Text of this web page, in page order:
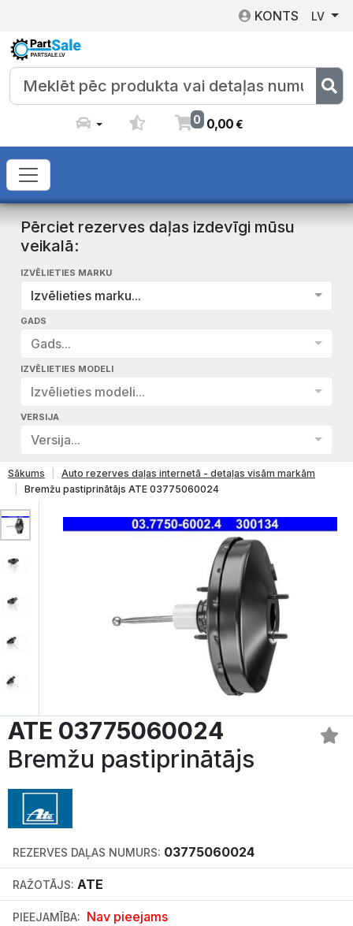
KONTS LV
0 0,00€
Pērciet rezerves daļas izdevīgi mūsu
veikalā:
IZVĒLIETIES MARKU
Izvēlieties marku...
GADS
Gads...
IZVĒLIETIES MODELI
Izvēlieties modeli...
VERSIJA
Versija...
Sākums
Auto rezerves daļas internetā - detaļas visām markām
Bremžu pastiprinātājs ATE 03775060024
ATE 03775060024
Bremžu pastiprinātājs
REZERVES DAĻAS NUMURS: 03775060024
RAŽOTĀJS: ATE
PIEEJAMĪBA: Nav pieejams